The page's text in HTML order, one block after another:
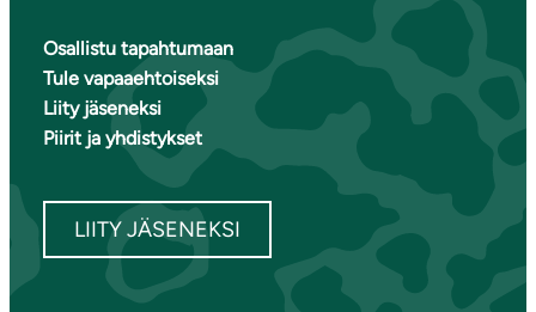
Osallistu tapahtumaan
Tule vapaaehtoiseksi
Liity jäseneksi
Piirit ja yhdistykset
LIITY JÄSENEKSI